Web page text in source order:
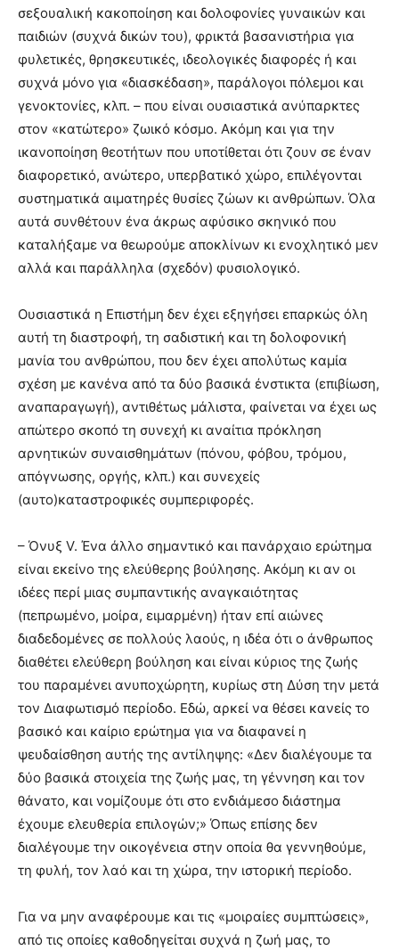
σεξουαλική κακοποίηση και δολοφονίες γυναικών και
παιδιών (συχνά δικών του), φρικτά βασανιστήρια για
φυλετικές, θρησκευτικές, ιδεολογικές διαφορές ή και
συχνά μόνο για «διασκέδαση», παράλογοι πόλεμοι και
γενοκτονίες, κλπ. – που είναι ουσιαστικά ανύπαρκτες
στον «κατώτερο» ζωικό κόσμο. Ακόμη και για την
ικανοποίηση θεοτήτων που υποτίθεται ότι ζουν σε έναν
διαφορετικό, ανώτερο, υπερβατικό χώρο, επιλέγονται
συστηματικά αιματηρές θυσίες ζώων κι ανθρώπων. Όλα
αυτά συνθέτουν ένα άκρως αφύσικο σκηνικό που
καταλήξαμε να θεωρούμε αποκλίνων κι ενοχλητικό μεν
αλλά και παράλληλα (σχεδόν) φυσιολογικό.
Ουσιαστικά η Επιστήμη δεν έχει εξηγήσει επαρκώς όλη
αυτή τη διαστροφή, τη σαδιστική και τη δολοφονική
μανία του ανθρώπου, που δεν έχει απολύτως καμία
σχέση με κανένα από τα δύο βασικά ένστικτα (επιβίωση,
αναπαραγωγή), αντιθέτως μάλιστα, φαίνεται να έχει ως
απώτερο σκοπό τη συνεχή κι αναίτια πρόκληση
αρνητικών συναισθημάτων (πόνου, φόβου, τρόμου,
απόγνωσης, οργής, κλπ.) και συνεχείς
(αυτο)καταστροφικές συμπεριφορές.
– Όνυξ V. Ένα άλλο σημαντικό και πανάρχαιο ερώτημα
είναι εκείνο της ελεύθερης βούλησης. Ακόμη κι αν οι
ιδέες περί μιας συμπαντικής αναγκαιότητας
(πεπρωμένο, μοίρα, ειμαρμένη) ήταν επί αιώνες
διαδεδομένες σε πολλούς λαούς, η ιδέα ότι ο άνθρωπος
διαθέτει ελεύθερη βούληση και είναι κύριος της ζωής
του παραμένει ανυποχώρητη, κυρίως στη Δύση την μετά
τον Διαφωτισμό περίοδο. Εδώ, αρκεί να θέσει κανείς το
βασικό και καίριο ερώτημα για να διαφανεί η
ψευδαίσθηση αυτής της αντίληψης: «Δεν διαλέγουμε τα
δύο βασικά στοιχεία της ζωής μας, τη γέννηση και τον
θάνατο, και νομίζουμε ότι στο ενδιάμεσο διάστημα
έχουμε ελευθερία επιλογών;» Όπως επίσης δεν
διαλέγουμε την οικογένεια στην οποία θα γεννηθούμε,
τη φυλή, τον λαό και τη χώρα, την ιστορική περίοδο.
Για να μην αναφέρουμε και τις «μοιραίες συμπτώσεις»,
από τις οποίες καθοδηγείται συχνά η ζωή μας, το